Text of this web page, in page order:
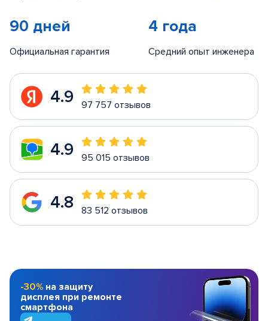
90 дней
Официальная гарантия
4 года
Средний опыт инженера
4.9 97 757 отзывов
4.9 95 015 отзывов
4.8 83 512 отзывов
-30% на защиту
дисплея при ремонте
смартфона